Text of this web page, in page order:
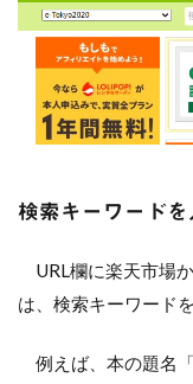
検索キーワードを
URL欄に楽天市場
は、検索キーワード
例えば、本の題名